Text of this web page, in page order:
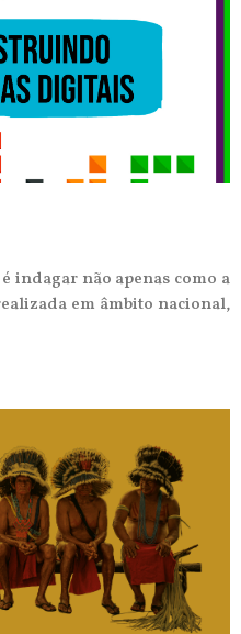
indagar não apenas como a
em âmbito nacional,